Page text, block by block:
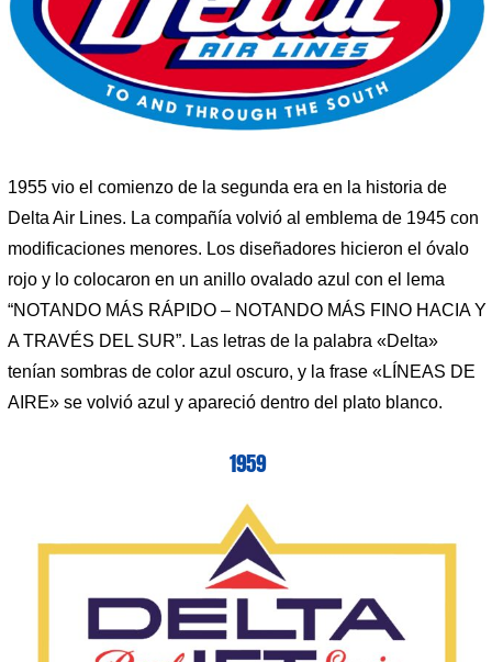
1955 vio el comienzo de la segunda era en la historia de
Delta Air Lines. La compañía volvió al emblema de 1945 con
modificaciones menores. Los diseñadores hicieron el óvalo
rojo y lo colocaron en un anillo ovalado azul con el lema
“NOTANDO MÁS RÁPIDO – NOTANDO MÁS FINO HACIA Y
A TRAVÉS DEL SUR”. Las letras de la palabra «Delta»
tenían sombras de color azul oscuro, y la frase «LÍNEAS DE
AIRE» se volvió azul y apareció dentro del plato blanco.
1959